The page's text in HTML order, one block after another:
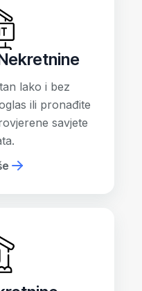
lako i bez
ili pronađite
savjete